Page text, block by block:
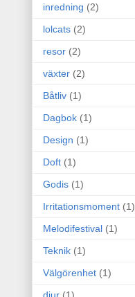
inredning (2)
lolcats (2)
resor (2)
växter (2)
Båtliv (1)
Dagbok (1)
Design (1)
Doft (1)
Godis (1)
Irritationsmoment (1)
Melodifestival (1)
Teknik (1)
Välgörenhet (1)